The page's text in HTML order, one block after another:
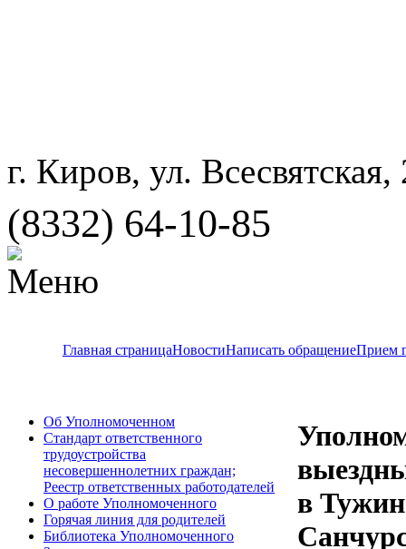
г. Киров, ул. Всесвятская,
(8332) 64-10-85
Главная страницаНовостиНаписать обращениеПрием
Об Уполномоченном
Стандарт ответственного
трудоустройства
несовершеннолетних граждан;
Реестр ответственных работодателей
О работе Уполномоченного
Горячая линия для родителей
Библиотека Уполномоченного
в